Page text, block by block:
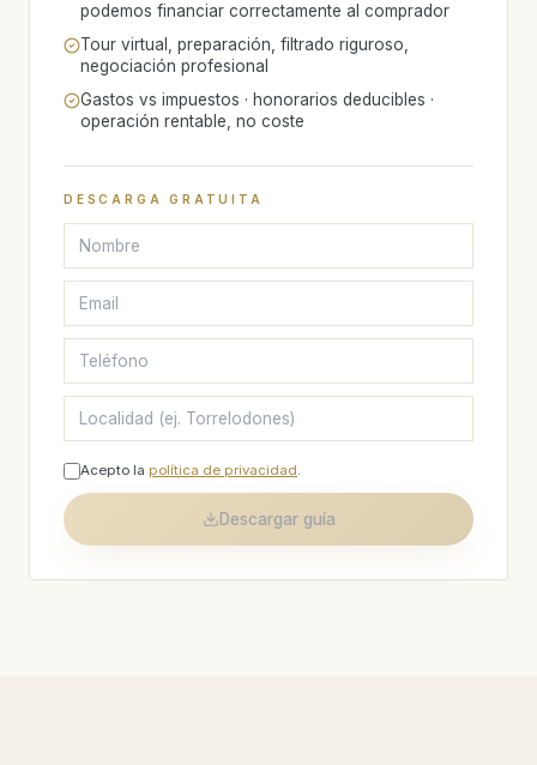
podemos financiar correctamente al comprador
Tour virtual, preparación, filtrado riguroso,
negociación profesional
Gastos vs impuestos · honorarios deducibles ·
operación rentable, no coste
DESCARGA GRATUITA
Acepto la política de privacidad.
Descargar guía